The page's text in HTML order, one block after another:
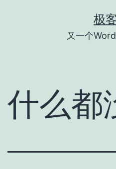
极
又一个
什么都